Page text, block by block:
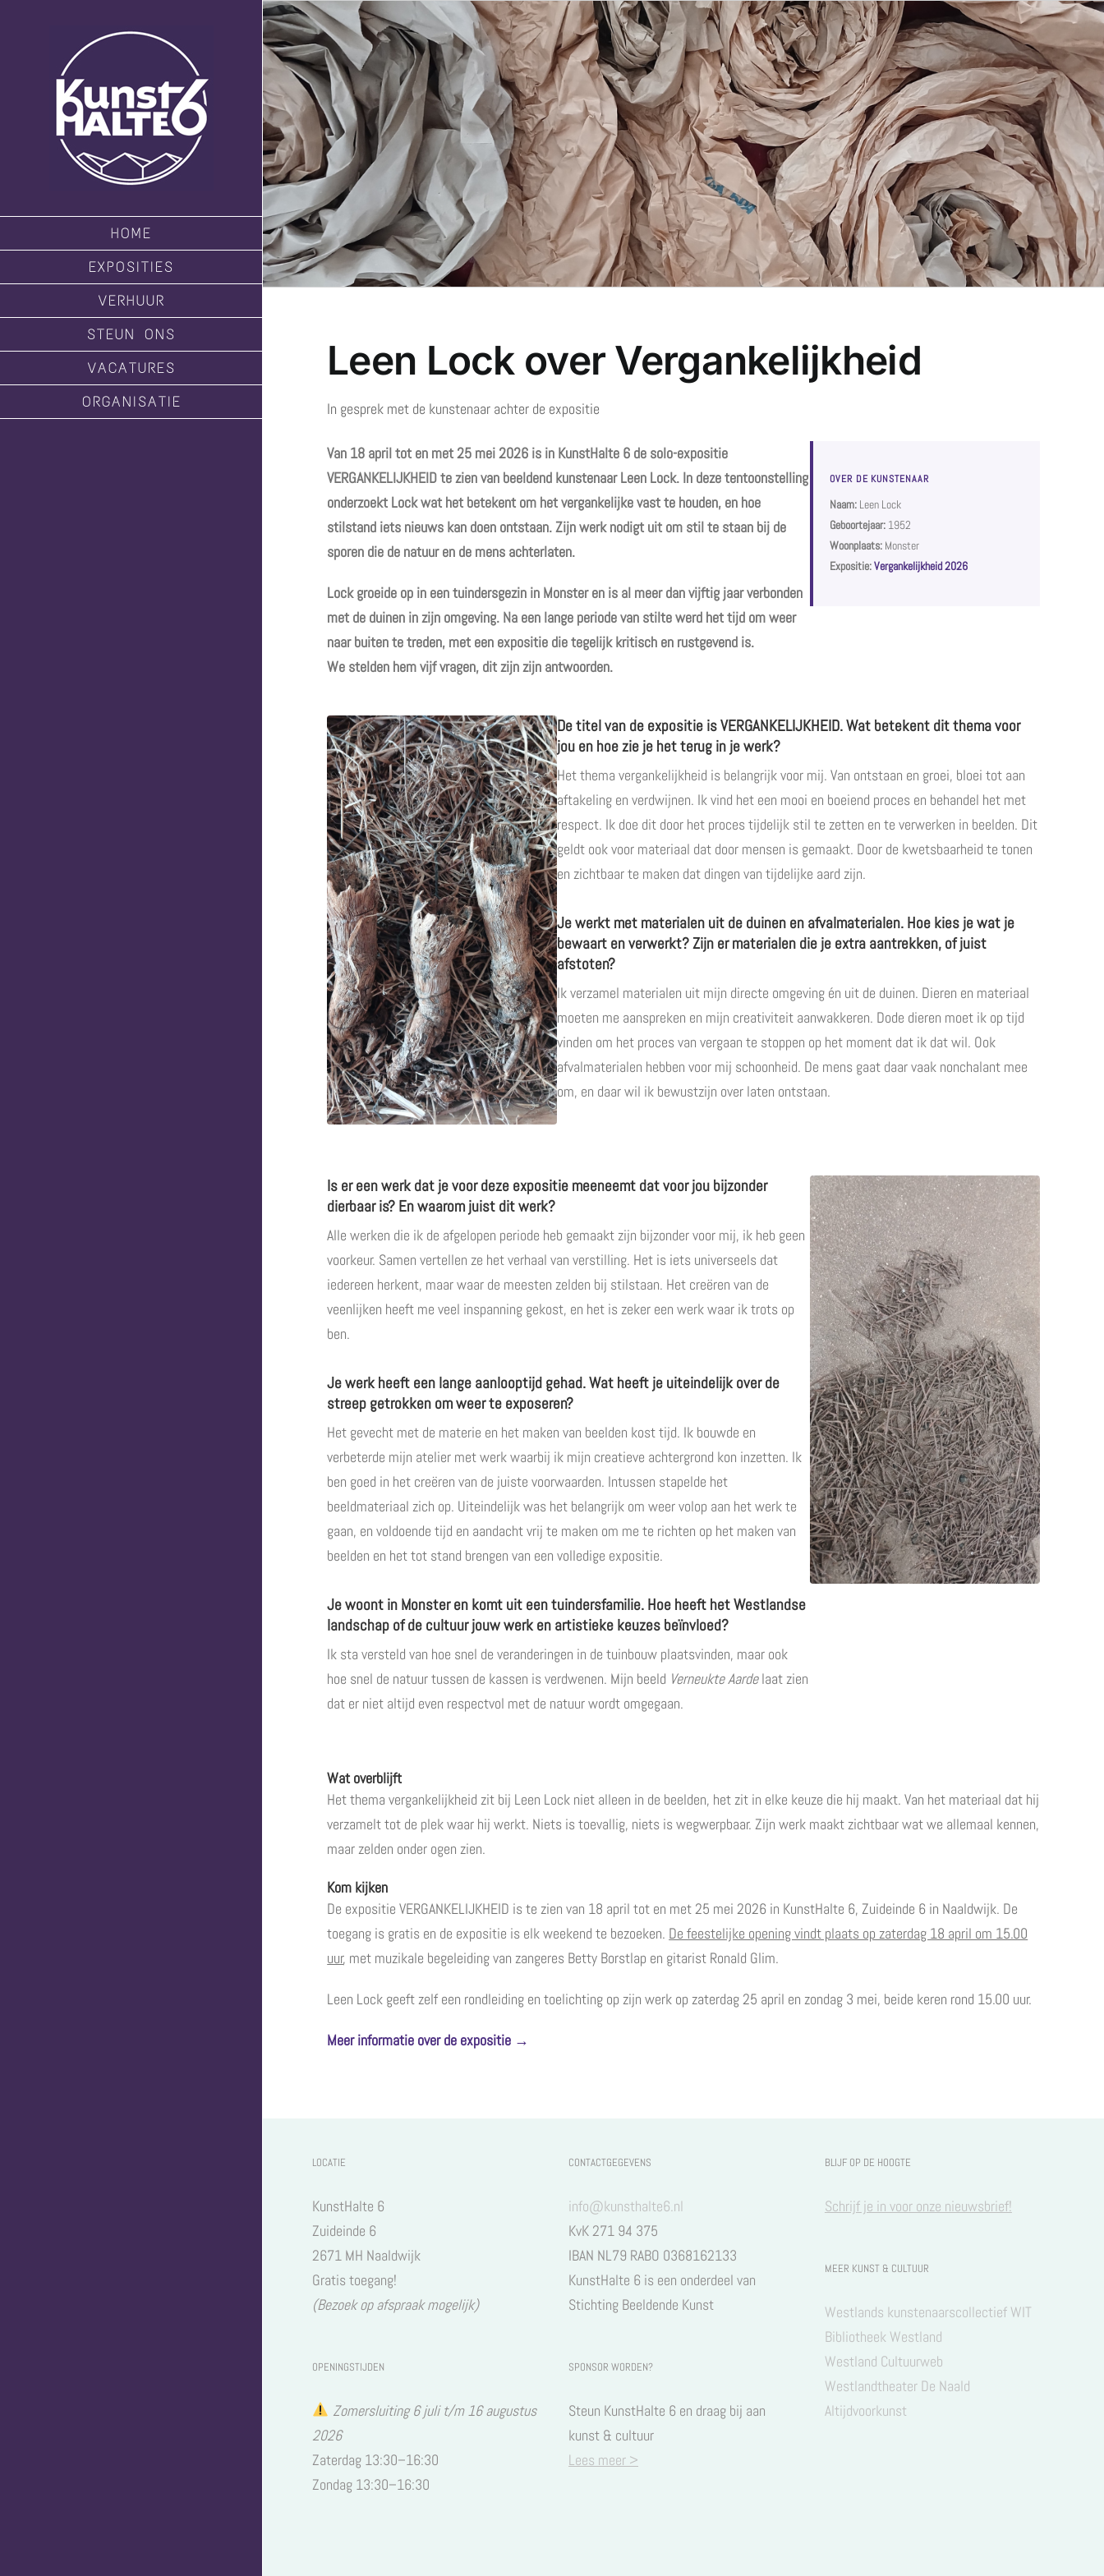
HOME
EXPOSITIES
VERHUUR
STEUN ONS
VACATURES
ORGANISATIE
Leen Lock over Vergankelijkheid
In gesprek met de kunstenaar achter de expositie
Van 18 april tot en met 25 mei 2026 is in KunstHalte 6 de solo-expositie
VERGANKELIJKHEID te zien van beeldend kunstenaar Leen Lock. In deze tentoonstelling
onderzoekt Lock wat het betekent om het vergankelijke vast te houden, en hoe
stilstand iets nieuws kan doen ontstaan. Zijn werk nodigt uit om stil te staan bij de
sporen die de natuur en de mens achterlaten.
Lock groeide op in een tuindersgezin in Monster en is al meer dan vijftig jaar verbonden
met de duinen in zijn omgeving. Na een lange periode van stilte werd het tijd om weer
naar buiten te treden, met een expositie die tegelijk kritisch en rustgevend is.
We stelden hem vijf vragen, dit zijn zijn antwoorden.
OVER DE KUNSTENAAR
Naam:Leen Lock
Geboortejaar:1952
Woonplaats:Monster
Expositie:Vergankelijkheid 2026
De titel van de expositie is VERGANKELIJKHEID. Wat betekent dit thema voor
jou en hoe zie je het terug in je werk?
Het thema vergankelijkheid is belangrijk voor mij. Van ontstaan en groei, bloei tot aan
aftakeling en verdwijnen. Ik vind het een mooi en boeiend proces en behandel het met
respect. Ik doe dit door het proces tijdelijk stil te zetten en te verwerken in beelden. Dit
geldt ook voor materiaal dat door mensen is gemaakt. Door de kwetsbaarheid te tonen
en zichtbaar te maken dat dingen van tijdelijke aard zijn.
Je werkt met materialen uit de duinen en afvalmaterialen. Hoe kies je wat je
bewaart en verwerkt? Zijn er materialen die je extra aantrekken, of juist
afstoten?
Ik verzamel materialen uit mijn directe omgeving én uit de duinen. Dieren en materiaal
moeten me aanspreken en mijn creativiteit aanwakkeren. Dode dieren moet ik op tijd
vinden om het proces van vergaan te stoppen op het moment dat ik dat wil. Ook
afvalmaterialen hebben voor mij schoonheid. De mens gaat daar vaak nonchalant mee
om, en daar wil ik bewustzijn over laten ontstaan.
Is er een werk dat je voor deze expositie meeneemt dat voor jou bijzonder
dierbaar is? En waarom juist dit werk?
Alle werken die ik de afgelopen periode heb gemaakt zijn bijzonder voor mij, ik heb geen
voorkeur. Samen vertellen ze het verhaal van verstilling. Het is iets universeels dat
iedereen herkent, maar waar de meesten zelden bij stilstaan. Het creëren van de
veenlijken heeft me veel inspanning gekost, en het is zeker een werk waar ik trots op
ben.
Je werk heeft een lange aanlooptijd gehad. Wat heeft je uiteindelijk over de
streep getrokken om weer te exposeren?
Het gevecht met de materie en het maken van beelden kost tijd. Ik bouwde en
verbeterde mijn atelier met werk waarbij ik mijn creatieve achtergrond kon inzetten. Ik
ben goed in het creëren van de juiste voorwaarden. Intussen stapelde het
beeldmateriaal zich op. Uiteindelijk was het belangrijk om weer volop aan het werk te
gaan, en voldoende tijd en aandacht vrij te maken om me te richten op het maken van
beelden en het tot stand brengen van een volledige expositie.
Je woont in Monster en komt uit een tuindersfamilie. Hoe heeft het Westlandse
landschap of de cultuur jouw werk en artistieke keuzes beïnvloed?
Ik sta versteld van hoe snel de veranderingen in de tuinbouw plaatsvinden, maar ook
hoe snel de natuur tussen de kassen is verdwenen. Mijn beeld Verneukte Aardelaat zien
dat er niet altijd even respectvol met de natuur wordt omgegaan.
Wat overblijft
Het thema vergankelijkheid zit bij Leen Lock niet alleen in de beelden, het zit in elke keuze die hij maakt. Van het materiaal dat hij
verzamelt tot de plek waar hij werkt. Niets is toevallig, niets is wegwerpbaar. Zijn werk maakt zichtbaar wat we allemaal kennen,
maar zelden onder ogen zien.
Kom kijken
De expositie VERGANKELIJKHEID is te zien van 18 april tot en met 25 mei 2026 in KunstHalte 6, Zuideinde 6 in Naaldwijk. De
toegang is gratis en de expositie is elk weekend te bezoeken. De feestelijke opening vindt plaats op zaterdag 18 april om 15.00
uur, met muzikale begeleiding van zangeres Betty Borstlap en gitarist Ronald Glim.
Leen Lock geeft zelf een rondleiding en toelichting op zijn werk op zaterdag 25 april en zondag 3 mei, beide keren rond 15.00 uur.
Meer informatie over de expositie →
LOCATIE
KunstHalte 6
Zuideinde 6
2671 MH Naaldwijk
Gratis toegang!
(Bezoek op afspraak mogelijk)
OPENINGSTIJDEN
Zomersluiting 6 juli t/m 16 augustus
2026
Zaterdag 13:30–16:30
Zondag 13:30–16:30
CONTACTGEGEVENS
info@kunsthalte6.nl
KvK 271 94 375
IBAN NL79 RABO 0368162133
KunstHalte 6 is een onderdeel van
Stichting Beeldende Kunst
SPONSOR WORDEN?
Steun KunstHalte 6 en draag bij aan
kunst & cultuur
Lees meer >
BLIJF OP DE HOOGTE
Schrijf je in voor onze nieuwsbrief!
MEER KUNST & CULTUUR
Westlands kunstenaarscollectief WIT
Bibliotheek Westland
Westland Cultuurweb
Westlandtheater De Naald
Altijdvoorkunst